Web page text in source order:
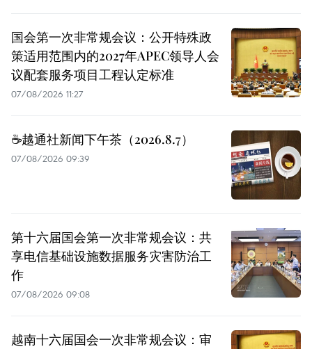
国会第一次非常规会议：公开特殊政
策适用范围内的2027年APEC领导人会
议配套服务项目工程认定标准
07/08/2026 11:27
☕️越通社新闻下午茶（2026.8.7）
07/08/2026 09:39
第十六届国会第一次非常规会议：共
享电信基础设施数据服务灾害防治工
作
07/08/2026 09:08
越南十六届国会一次非常规会议：审